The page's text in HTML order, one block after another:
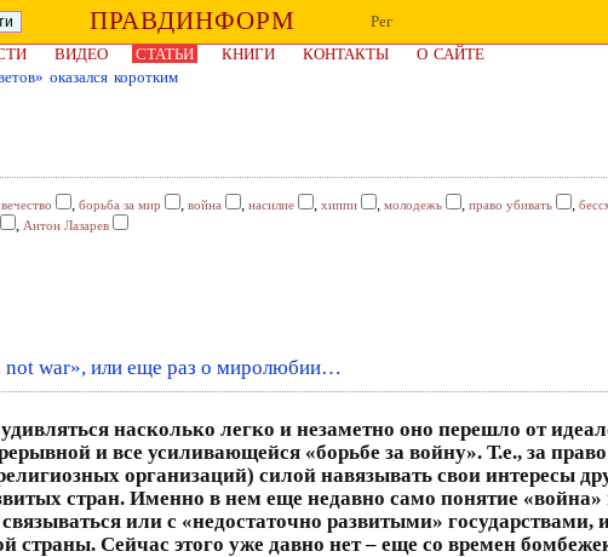
ПРАВДИНФОРМ
Рег
ВИДЕО СТАТЬИ КНИГИ КОНТАКТЫ О САЙТЕ
оказался коротким
, борьба за мир , война , насилие , хиппи , молодежь , право убивать ,
, Антон Лазарев
not war», или еще раз о миролюбии…
насколько легко и незаметно оно перешло от
и все усиливающейся «борьбе за войну». Т.е., за
организаций) силой навязывать свои интересы
стран. Именно в нем еще недавно само понятие
или с «недостаточно развитыми» государствами,
страны. Сейчас этого уже давно нет – еще со времен